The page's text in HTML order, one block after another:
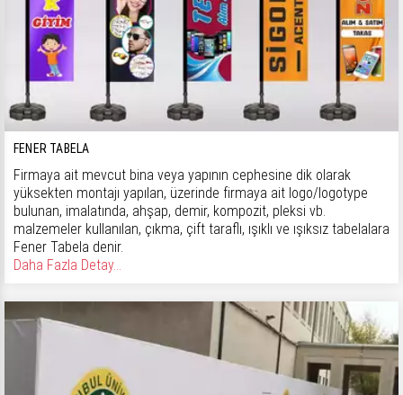
FENER TABELA
Firmaya ait mevcut bina veya yapının cephesine dik olarak
yüksekten montajı yapılan, üzerinde firmaya ait logo/logotype
bulunan, imalatında, ahşap, demir, kompozit, pleksi vb.
malzemeler kullanılan, çıkma, çift taraflı, ışıklı ve ışıksız tabelalara
Fener Tabela denir.
Daha Fazla Detay...